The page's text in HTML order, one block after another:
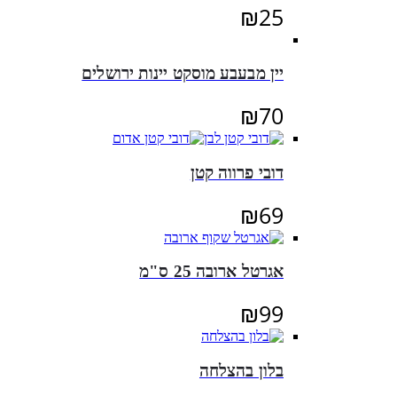
₪25
יין מבעבע מוסקט יינות ירושלים
₪70
דובי פרווה קטן
₪69
אגרטל ארובה 25 ס"מ
₪99
בלון בהצלחה